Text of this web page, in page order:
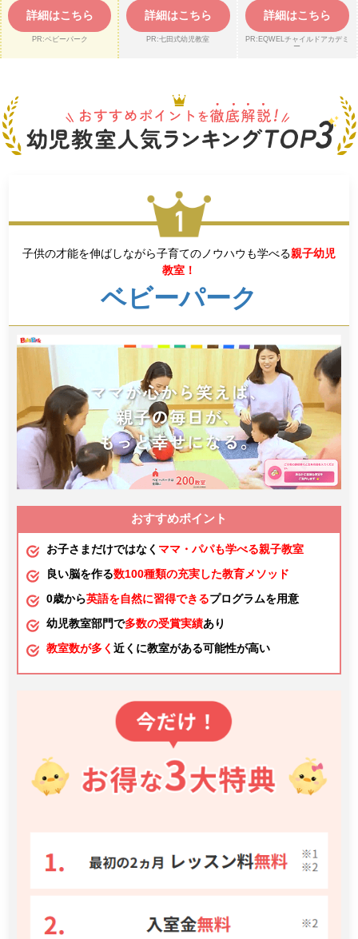
詳細はこちら
PR:ベビーパーク
詳細はこちら
PR:七田式幼児教室
詳細はこちら
PR:EQWELチャイルドアカデミ
ー
子供の才能を伸ばしながら子育てのノウハウも学べる親子幼児
教室！
ベビーパーク
おすすめポイント
お子さまだけではなく ママ・パパも学べる親子教室
良い脳を作る数100種類の充実した教育メソッド
0歳から英語を自然に習得できるプログラムを用意
幼児教室部門で多数の受賞実績あり
教室数が多く近くに教室がある可能性が高い